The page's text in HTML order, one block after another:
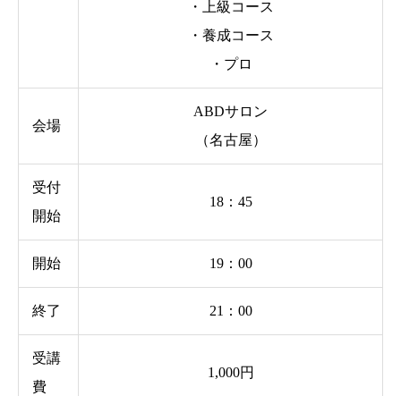
・上級コース
・養成コース
・プロ
会場
ABDサロン
（名古屋）
受付
開始
18：45
開始 19：00
終了 21：00
受講
費
1,000円